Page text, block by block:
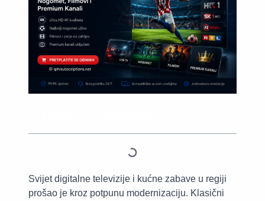
Svijet digitalne televizije i kućne zabave u regiji
prošao je kroz potpunu modernizaciju. Klasični